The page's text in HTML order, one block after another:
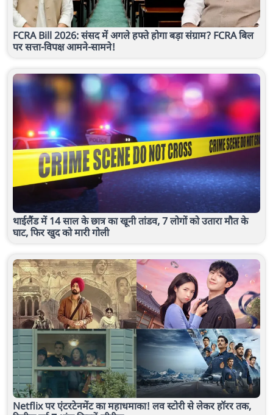
FCRA Bill 2026: संसद में अगले हफ्ते होगा बड़ा संग्राम? FCRA बिल
पर सत्ता-विपक्ष आमने-सामने!
थाईलैंड में 14 साल के छात्र का खूनी तांडव, 7 लोगों को उतारा मौत के
घाट, फिर खुद को मारी गोली
Netflix पर एंटरटेनमेंट का महाधमाका! लव स्टोरी से लेकर हॉरर तक,